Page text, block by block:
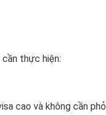
thực hiện:
cao và không cần